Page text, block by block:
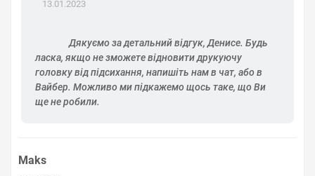
13.01.2023
Дякуємо за детальний відгук, Денисе. Будь
ласка, якщо не зможете відновити друкуючу
головку від підсихання, напишіть нам в чат, або в
Вайбер. Можливо ми підкажемо щось таке, що Ви
ще не робили.
Maks